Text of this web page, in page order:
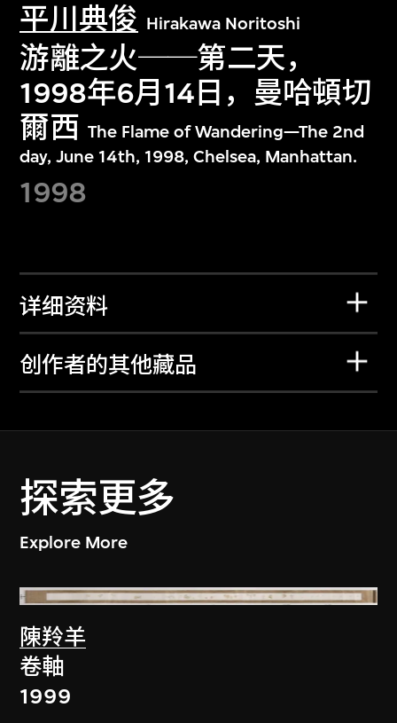
平川典俊 Hirakawa Noritoshi
游離之火──第二天，
1998年6月14日，曼哈頓切
爾西 The Flame of Wandering—The 2nd
day, June 14th, 1998, Chelsea, Manhattan.
1998
详细资料
创作者的其他藏品
探索更多
Explore More
陳羚羊
卷軸
1999
探索世界顶级的二十及二十一世纪视觉
文化藏品。